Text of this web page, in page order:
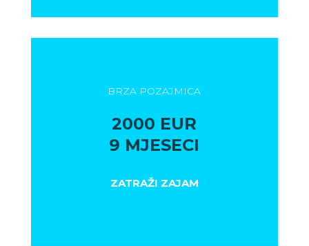
BRZA POZAJMICA
2000 EUR
9 MJESECI
ZATRAŽI ZAJAM